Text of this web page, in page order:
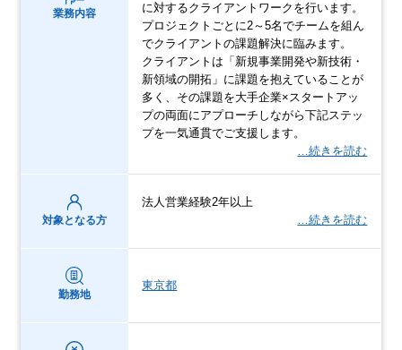
業務内容
に対するクライアントワークを行います。
プロジェクトごとに2～5名でチームを組ん
でクライアントの課題解決に臨みます。
クライアントは「新規事業開発や新技術・
新領域の開拓」に課題を抱えていることが
多く、その課題を大手企業×スタートアッ
プの両面にアプローチしながら下記ステッ
プを一気通貫でご支援します。
…続きを読む
対象となる方
法人営業経験2年以上
…続きを読む
勤務地
東京都